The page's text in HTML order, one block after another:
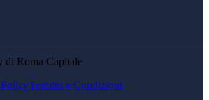
di Roma Capitale
Termini e Condizioni